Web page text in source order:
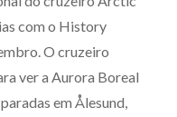
com o History
O cruzeiro
ver a Aurora Boreal
em Ålesund,